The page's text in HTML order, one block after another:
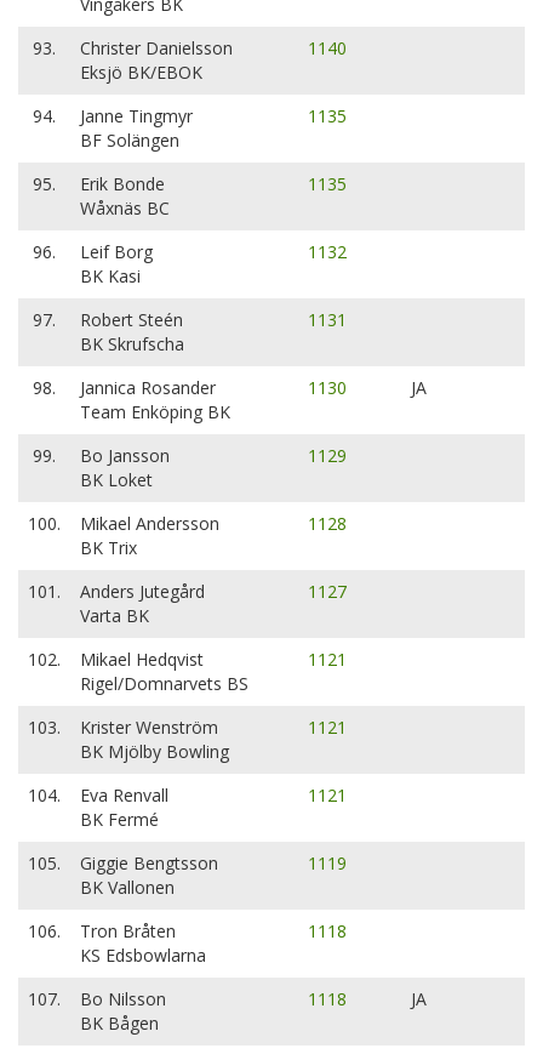
93.
Christer Danielsson
Eksjö BK/EBOK
1140
94.
Janne Tingmyr
BF Solängen
1135
95.
Erik Bonde
Wåxnäs BC
1135
96.
Leif Borg
BK Kasi
1132
97.
Robert Steén
BK Skrufscha
1131
98.
Jannica Rosander
Team Enköping BK
1130 JA
99.
Bo Jansson
BK Loket
1129
100.
Mikael Andersson
BK Trix
1128
101.
Anders Jutegård
Varta BK
1127
102.
Mikael Hedqvist
Rigel/Domnarvets BS
1121
103.
Krister Wenström
BK Mjölby Bowling
1121
104.
Eva Renvall
BK Fermé
1121
105.
Giggie Bengtsson
BK Vallonen
1119
106.
Tron Bråten
KS Edsbowlarna
1118
107.
Bo Nilsson
BK Bågen
1118 JA